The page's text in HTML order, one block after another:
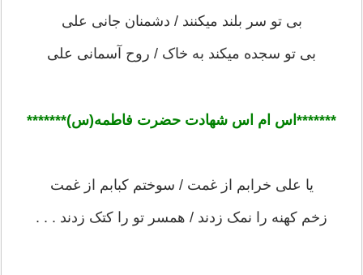
بی تو سر بلند میکنند / دشمنان جانی علی
بی تو سجده میکند به خاک / روح آسمانی علی
*******اس ام اس شهادت حضرت فاطمه(س)*******
یا علی خرابم از غمت / سوختم کبابم از غمت
زخم کهنه را نمک زدند / همسر تو را کتک زدند . . .